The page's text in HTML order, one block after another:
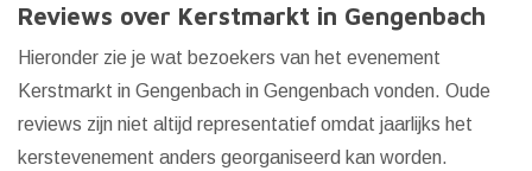
Reviews over Kerstmarkt in Gengenbach
Hieronder zie je wat bezoekers van het evenement
Kerstmarkt in Gengenbach in Gengenbach vonden. Oude
reviews zijn niet altijd representatief omdat jaarlijks het
kerstevenement anders georganiseerd kan worden.